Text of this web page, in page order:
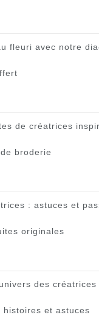
fleuri avec notre
de créatrices
broderie
: astuces et
originales
des
et astuces